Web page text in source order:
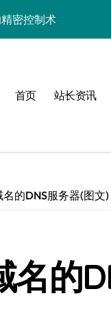
密控制术
学院助你科技通关
者的数据科技利器
的高效实践精要
精解与科技应用
技实战赋能方案
科技实战精要
首页 站长资讯
的DNS服务器(图文)
的